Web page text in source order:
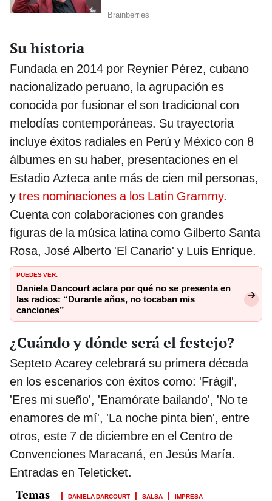
Su historia
Fundada en 2014 por Reynier Pérez, cubano
nacionalizado peruano, la agrupación es
conocida por fusionar el son tradicional con
melodías contemporáneas. Su trayectoria
incluye éxitos radiales en Perú y México con 8
álbumes en su haber, presentaciones en el
Estadio Azteca ante más de cien mil personas,
y tres nominaciones a los Latin Grammy.
Cuenta con colaboraciones con grandes
figuras de la música latina como Gilberto Santa
Rosa, José Alberto 'El Canario' y Luis Enrique.
PUEDES VER:
Daniela Dancourt aclara por qué no se presenta en
las radios: “Durante años, no tocaban mis
canciones”
¿Cuándo y dónde será el festejo?
Septeto Acarey celebrará su primera década
en los escenarios con éxitos como: 'Frágil',
'Eres mi sueño', 'Enamórate bailando', 'No te
enamores de mí', 'La noche pinta bien', entre
otros, este 7 de diciembre en el Centro de
Convenciones Maracaná, en Jesús María.
Entradas en Teleticket.
DANIELA DARCOURT SALSA IMPRESA